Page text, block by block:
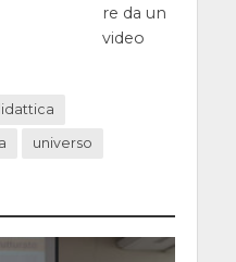
re da un
video
universo